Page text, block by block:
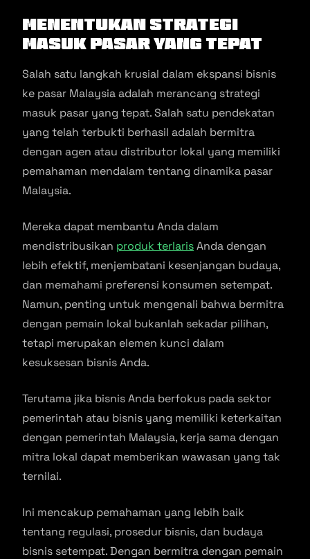
Menentukan Strategi
Masuk Pasar yang Tepat
Salah satu langkah krusial dalam ekspansi bisnis
ke pasar Malaysia adalah merancang strategi
masuk pasar yang tepat. Salah satu pendekatan
yang telah terbukti berhasil adalah bermitra
dengan agen atau distributor lokal yang memiliki
pemahaman mendalam tentang dinamika pasar
Malaysia.
Mereka dapat membantu Anda dalam
mendistribusikan produk terlarisAnda dengan
lebih efektif, menjembatani kesenjangan budaya,
dan memahami preferensi konsumen setempat.
Namun, penting untuk mengenali bahwa bermitra
dengan pemain lokal bukanlah sekadar pilihan,
tetapi merupakan elemen kunci dalam
kesuksesan bisnis Anda.
Terutama jika bisnis Anda berfokus pada sektor
pemerintah atau bisnis yang memiliki keterkaitan
dengan pemerintah Malaysia, kerja sama dengan
mitra lokal dapat memberikan wawasan yang tak
ternilai.
Ini mencakup pemahaman yang lebih baik
tentang regulasi, prosedur bisnis, dan budaya
bisnis setempat. Dengan bermitra dengan pemain